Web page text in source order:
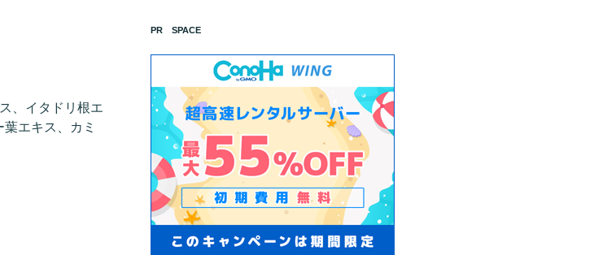
、イタドリ根エ
エキス、カミ
PR SPACE